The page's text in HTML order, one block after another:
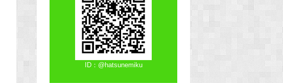
ID：@hatsunemiku